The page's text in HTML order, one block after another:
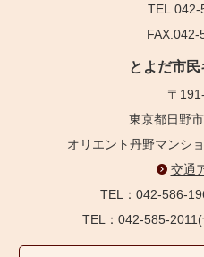
TEL.042-
FAX.042-
とよだ市
〒
東京都日野
オリエント丹野マンシ
交通
TEL：042-586-
TEL：042-585-2011(